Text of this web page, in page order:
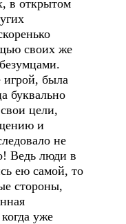
в открытом
своих же
была
буквально
цели,
и
не
Ведь люди в
ею самой, то
стороны,
уже